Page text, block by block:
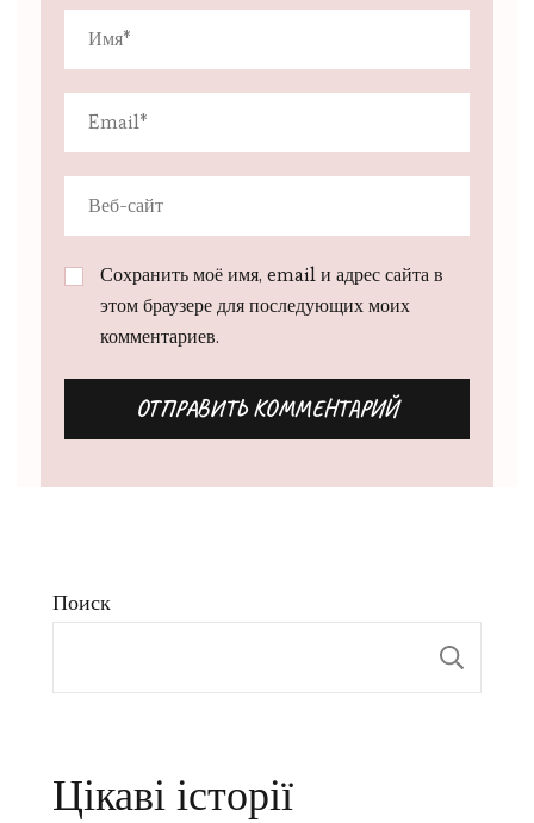
Сохранить моё имя, email и адрес сайта в
этом браузере для последующих моих
комментариев.
Поиск
Цікаві історії